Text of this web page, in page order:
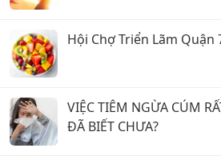
Hội Chợ Triển Lãm Quận
VIỆC TIÊM NGỪA CÚM
ĐÃ BIẾT CHƯA?